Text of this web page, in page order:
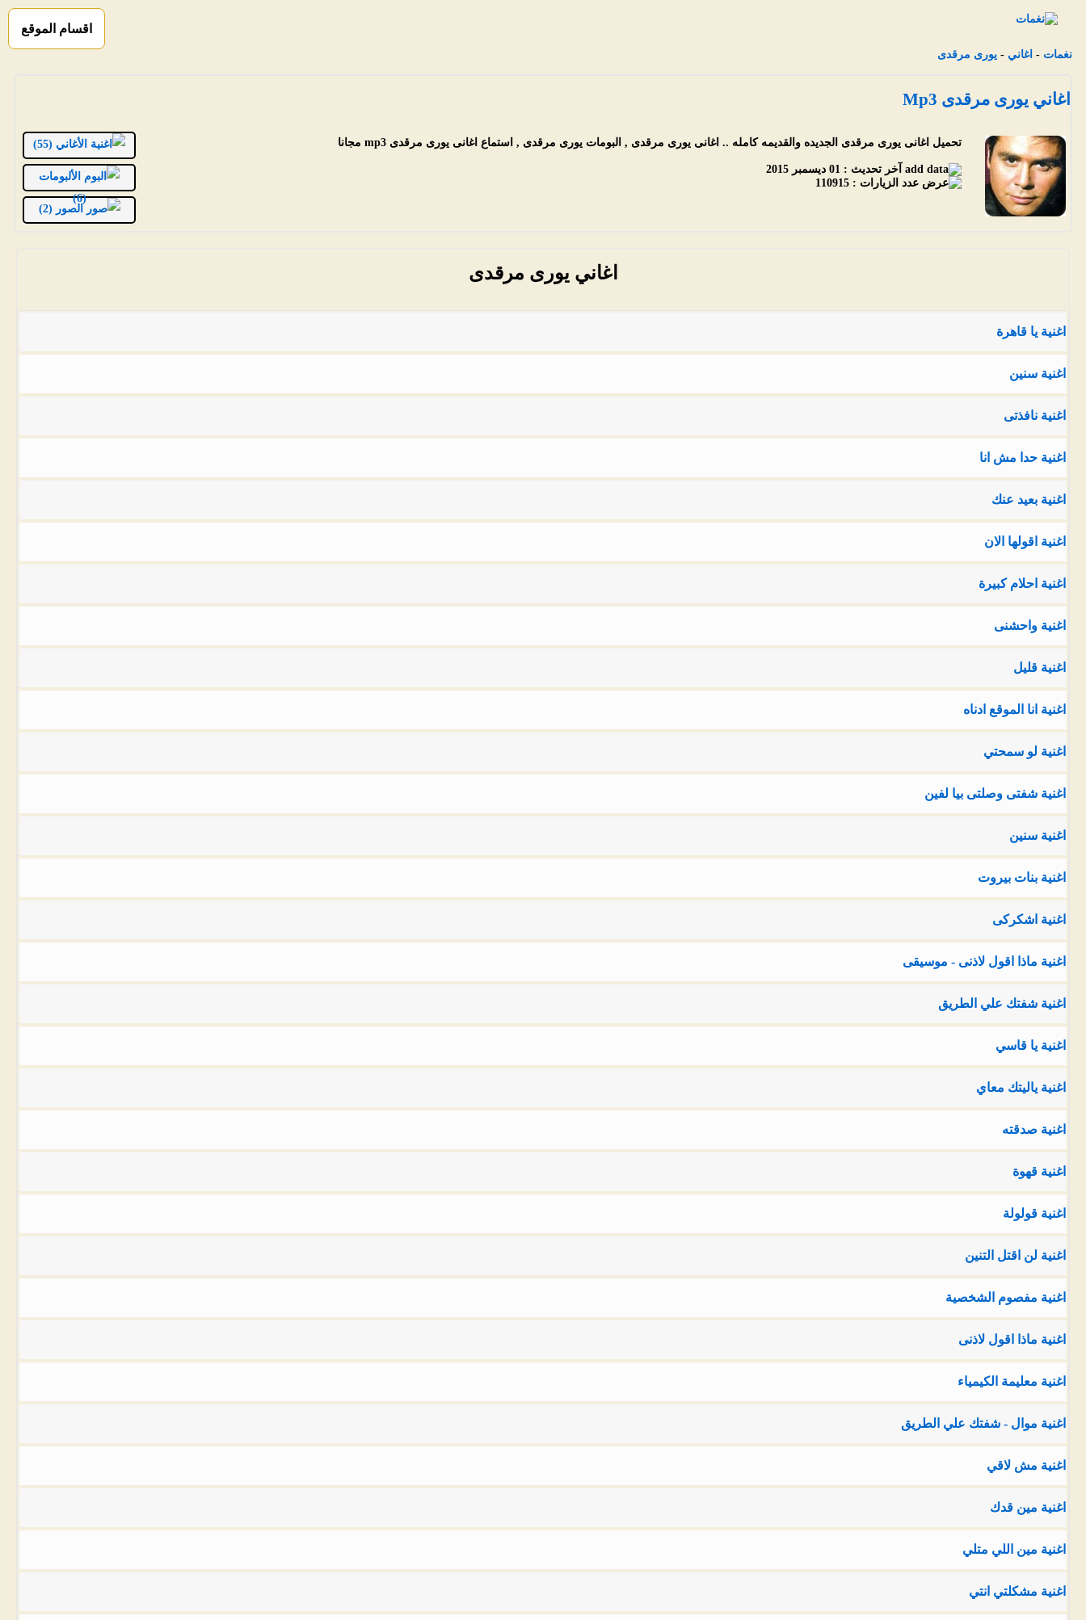
اقسام الموقع
نغمات - اغاني - يورى مرقدى
اغاني يورى مرقدى Mp3
تحميل اغانى يورى مرقدى الجديده والقديمه كامله .. اغانى يورى مرقدى , البومات يورى مرقدى , استماع اغانى يورى مرقدى mp3 مجانا
آخر تحديث : 01 ديسمبر 2015
عدد الزيارات : 110915
الأغاني (55)
الألبومات
(6)
الصور (2)
اغاني يورى مرقدى
اغنية يا قاهرة
اغنية سنين
اغنية نافذتى
اغنية حدا مش انا
اغنية بعيد عنك
اغنية اقولها الان
اغنية احلام كبيرة
اغنية واحشنى
اغنية قليل
اغنية انا الموقع ادناه
اغنية لو سمحتي
اغنية شفتى وصلتى بيا لفين
اغنية سنين
اغنية بنات بيروت
اغنية اشكركى
اغنية ماذا اقول لاذنى - موسيقى
اغنية شفتك علي الطريق
اغنية يا قاسي
اغنية ياليتك معاي
اغنية صدقته
اغنية قهوة
اغنية قولولة
اغنية لن اقتل التنين
اغنية مفصوم الشخصية
اغنية ماذا اقول لاذنى
اغنية معليمة الكيمياء
اغنية موال - شفتك علي الطريق
اغنية مش لاقي
اغنية مين قدك
اغنية مين اللي متلي
اغنية مشكلتي انتي